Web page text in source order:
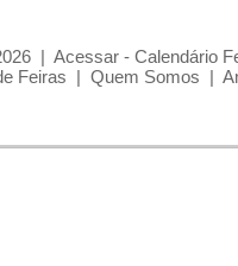
| Acessar - Calendário
Feiras | Quem Somos |